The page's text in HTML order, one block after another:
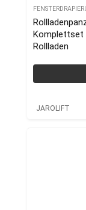
Komplettset
Rollladen
JAROLIFT